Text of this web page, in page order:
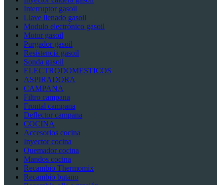
Interruptor gasoil
Llave llenado gasoil
Modulo electrónico gasoil
Motor gasoil
Purgador gasoil
Resistencia gasoil
Sonda gasoil
ELECTRODOMESTICOS
ASPIRADORA
CAMPANA
Filtro campana
Frontal campana
Deflector campana
COCINA
Accesorios cocina
Inyector cocina
Quemador cocina
Mandos cocina
Recambio Thermomix
Recambio butano